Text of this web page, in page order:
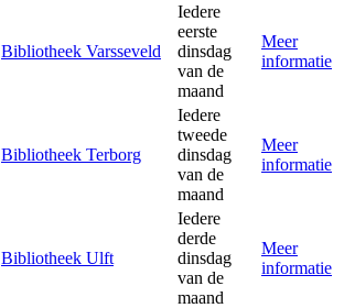
Bibliotheek Varsseveld
Iedere
eerste
dinsdag
van de
maand
Meer
informatie
Bibliotheek Terborg
Iedere
tweede
dinsdag
van de
maand
Meer
informatie
Bibliotheek Ulft
Iedere
derde
dinsdag
van de
maand
Meer
informatie